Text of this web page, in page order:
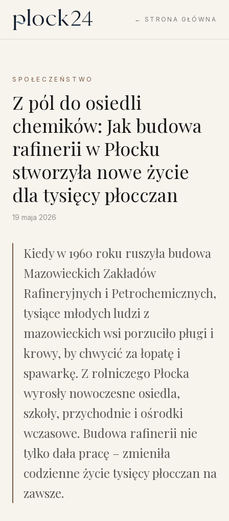
← STRONA GŁÓWNA
SPOŁECZEŃSTWO
Z pól do osiedli
chemików: Jak budowa
rafinerii w Płocku
stworzyła nowe życie
dla tysięcy płocczan
19 maja 2026
Kiedy w 1960 roku ruszyła budowa
Mazowieckich Zakładów
Rafineryjnych i Petrochemicznych,
tysiące młodych ludzi z
mazowieckich wsi porzuciło pługi i
krowy, by chwycić za łopatę i
spawarkę. Z rolniczego Płocka
wyrosły nowoczesne osiedla,
szkoły, przychodnie i ośrodki
wczasowe. Budowa rafinerii nie
tylko dała pracę – zmieniła
codzienne życie tysięcy płocczan na
zawsze.